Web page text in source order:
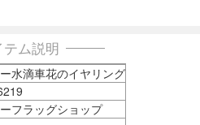
テム説明
水滴車花のイヤリング
フラッグショップ